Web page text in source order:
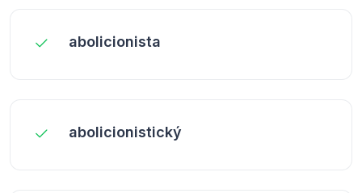
abolicionista
abolicionistický